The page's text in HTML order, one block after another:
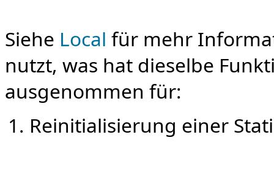
Siehe Local für mehr
nutzt, was hat dieselbe
ausgenommen für:
Reinitialisierung einer